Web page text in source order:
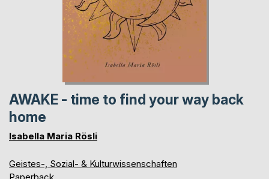
AWAKE - time to find your way back
home
Isabella Maria Rösli
Geistes-, Sozial- & Kulturwissenschaften